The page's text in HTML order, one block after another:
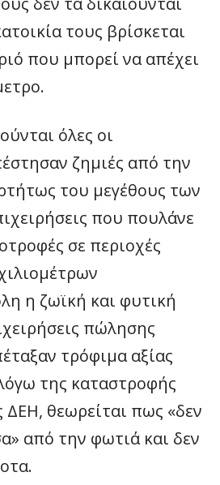
τους βρίσκεται
που μπορεί να απέχει
όλες οι
ζημιές από την
του μεγέθους των
που πουλάνε
σε περιοχές
η ζωϊκή και φυτική
πώλησης
τρόφιμα αξίας
της καταστροφής
ΔΕΗ, θεωρείται πως «δεν
από την φωτιά και δεν